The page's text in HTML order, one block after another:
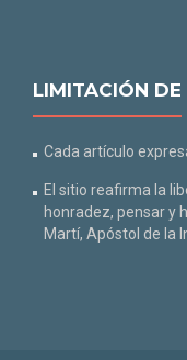
LIMITACIÓN
Cada artículo
El sitio reafirma la
honradez, pensar y
Martí, Apóstol de la